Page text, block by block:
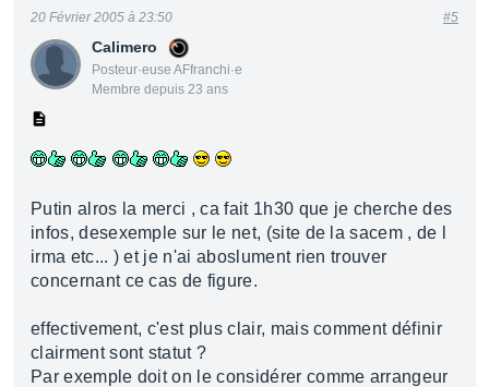
Calimero
Posteur·euse AFfranchi·e
Membre depuis 23 ans
20 Février 2005 à 23:50 #5
Putin alros la merci , ca fait 1h30 que je cherche des
infos, desexemple sur le net, (site de la sacem , de l
irma etc... ) et je n'ai aboslument rien trouver
concernant ce cas de figure.
effectivement, c'est plus clair, mais comment définir
clairment sont statut ?
Par exemple doit on le considérer comme arrangeur